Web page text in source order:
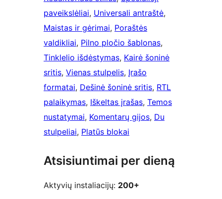
paveikslėliai, Universali antraštė
Maistas ir gėrimai, Poraštės
valdikliai, Pilno pločio šablonas
Tinklelio išdėstymas, Kairė šoninė
sritis, Vienas stulpelis, Įrašo
formatai, Dešinė šoninė sritis, RTL
palaikymas, Iškeltas įrašas, Temos
nustatymai, Komentarų gijos, Du
stulpeliai, Platūs blokai
Atsisiuntimai per dieną
Aktyvių instaliacijų: 200+